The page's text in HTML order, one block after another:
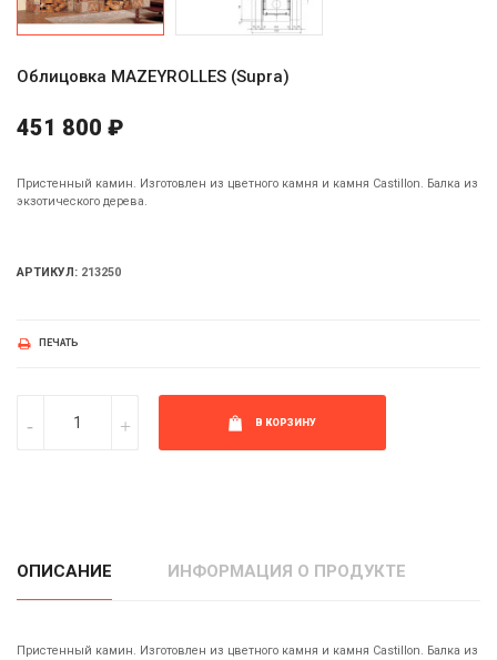
Облицовка MAZEYROLLES (Supra)
451 800 ₽
Пристенный камин. Изготовлен из цветного камня и камня Castillon. Балка из
экзотического дерева.
АРТИКУЛ: 213250
ПЕЧАТЬ
В КОРЗИНУ
ОПИСАНИЕ ИНФОРМАЦИЯ О ПРОДУКТЕ
Пристенный камин. Изготовлен из цветного камня и камня Castillon. Балка из